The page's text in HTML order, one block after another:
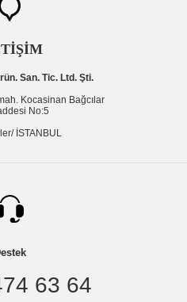
San. Tic. Ltd. Şti.
Kocasinan Bağcılar
No:5
İSTANBUL
63 64